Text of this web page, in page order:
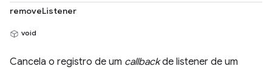
removeListener
void
Cancela o registro de um callbackde listener de um